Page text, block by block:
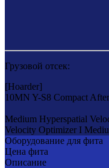
Грузовой отсек:
[Hoarder]
10MN Y-S8 Compact
Medium Hyperspatial
Velocity Optimizer I
Оборудование для фита
Цена фита
Описание